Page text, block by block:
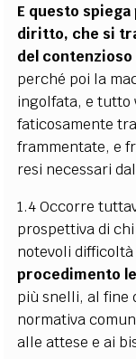
E questo
diritto, che si
del
perché poi la
ingolfata, e tutto
faticosamente
frammentate, e
resi necessari
1.4 Occorre
prospettiva di
notevoli
procedimento
più snelli, al fine
normativa
alle attese e ai